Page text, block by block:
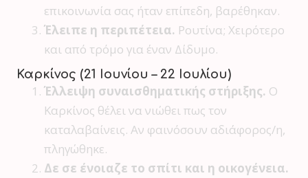
επικοινωνία σας ήταν επίπεδη, βαρέθηκαν.
Έλειπε η περιπέτεια. Ρουτίνα; Χειρότερο
και από τρόμο για έναν Δίδυμο.
Καρκίνος (21 Ιουνίου – 22 Ιουλίου)
Έλλειψη συναισθηματικής στήριξης. Ο
Καρκίνος θέλει να νιώθει πως τον
καταλαβαίνεις. Αν φαινόσουν αδιάφορος/η,
πληγώθηκε.
Δε σε ένοιαζε το σπίτι και η οικογένεια.